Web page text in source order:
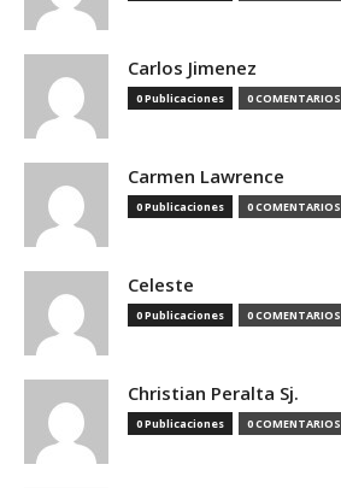
Carlos Jimenez
0 Publicaciones 0 COMENTARIOS
Carmen Lawrence
0 Publicaciones 0 COMENTARIOS
Celeste
0 Publicaciones 0 COMENTARIOS
Christian Peralta Sj.
0 Publicaciones 0 COMENTARIOS